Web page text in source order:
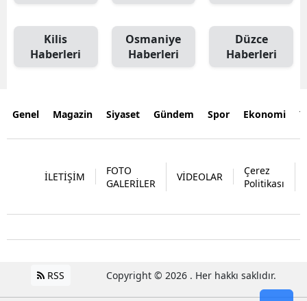
Kilis
Haberleri
Osmaniye
Haberleri
Düzce
Haberleri
Genel Magazin Siyaset Gündem Spor Ekonomi
İLETİŞİM
FOTO
GALERİLER
VİDEOLAR
Çerez
Politikası
RSS Copyright © 2026 . Her hakkı saklıdır.